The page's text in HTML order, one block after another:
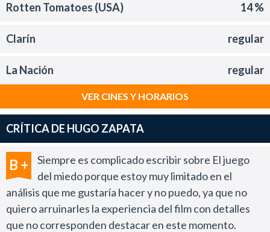
Rotten Tomatoes (USA) 14 %
Clarín regular
La Nación regular
VER CINES Y HORARIOS
CRÍTICA DE HUGO ZAPATA
B +
Siempre es complicado escribir sobre El juego
del miedo porque estoy muy limitado en el
análisis que me gustaría hacer y no puedo, ya que no
quiero arruinarles la experiencia del film con detalles
que no corresponden destacar en este momento.